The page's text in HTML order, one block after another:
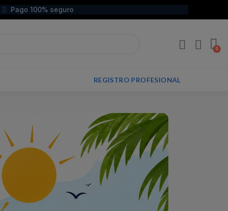
Pago 100% seguro
REGISTRO PROFESIONAL